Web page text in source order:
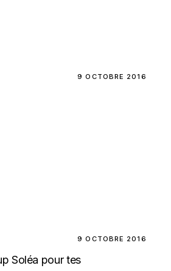
9 OCTOBRE 2016
9 OCTOBRE 2016
Soléa pour tes